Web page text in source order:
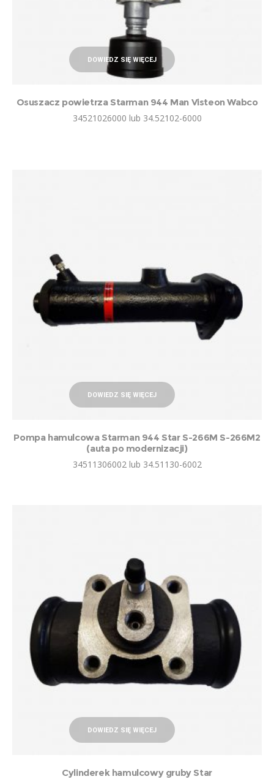
DOWIEDZ SIĘ WIĘCEJ
Osuszacz powietrza Starman 944 Man Visteon Wabco
34521026000 lub 34.52102-6000
DOWIEDZ SIĘ WIĘCEJ
Pompa hamulcowa Starman 944 Star S-266M S-266M2
(auta po modernizacji)
34511306002 lub 34.51130-6002
DOWIEDZ SIĘ WIĘCEJ
Cylinderek hamulcowy gruby Star